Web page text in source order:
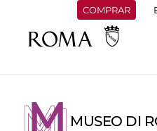
COMPRAR
MUSEO DI